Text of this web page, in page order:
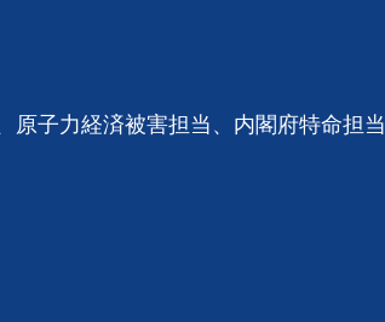
原子力経済被害担当、内閣府特命担当